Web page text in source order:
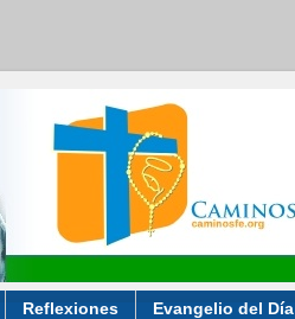
Reflexiones Evangelio del Día